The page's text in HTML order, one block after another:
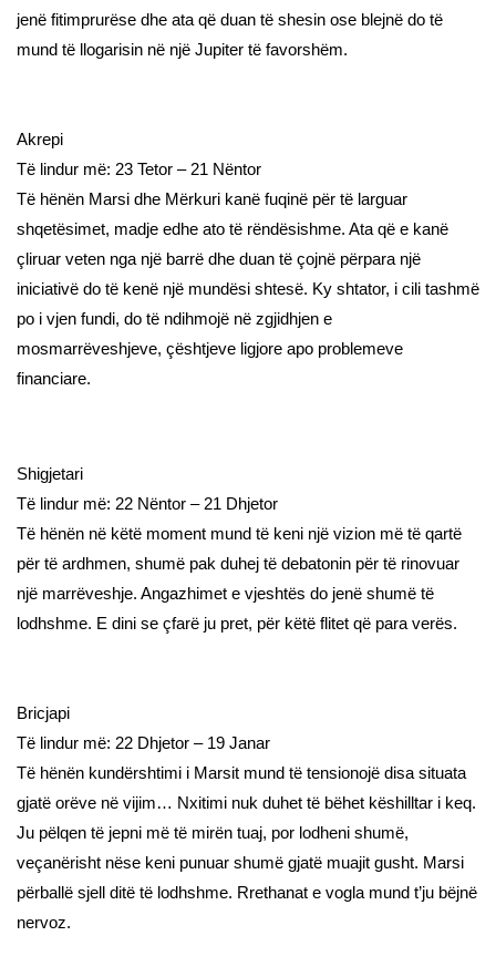
jenë fitimprurëse dhe ata që duan të shesin ose blejnë do të
mund të llogarisin në një Jupiter të favorshëm.
Akrepi
Të lindur më: 23 Tetor – 21 Nëntor
Të hënën Marsi dhe Mërkuri kanë fuqinë për të larguar
shqetësimet, madje edhe ato të rëndësishme. Ata që e kanë
çliruar veten nga një barrë dhe duan të çojnë përpara një
iniciativë do të kenë një mundësi shtesë. Ky shtator, i cili tashmë
po i vjen fundi, do të ndihmojë në zgjidhjen e
mosmarrëveshjeve, çështjeve ligjore apo problemeve
financiare.
Shigjetari
Të lindur më: 22 Nëntor – 21 Dhjetor
Të hënën në këtë moment mund të keni një vizion më të qartë
për të ardhmen, shumë pak duhej të debatonin për të rinovuar
një marrëveshje. Angazhimet e vjeshtës do jenë shumë të
lodhshme. E dini se çfarë ju pret, për këtë flitet që para verës.
Bricjapi
Të lindur më: 22 Dhjetor – 19 Janar
Të hënën kundërshtimi i Marsit mund të tensionojë disa situata
gjatë orëve në vijim… Nxitimi nuk duhet të bëhet këshilltar i keq.
Ju pëlqen të jepni më të mirën tuaj, por lodheni shumë,
veçanërisht nëse keni punuar shumë gjatë muajit gusht. Marsi
përballë sjell ditë të lodhshme. Rrethanat e vogla mund t’ju bëjnë
nervoz.